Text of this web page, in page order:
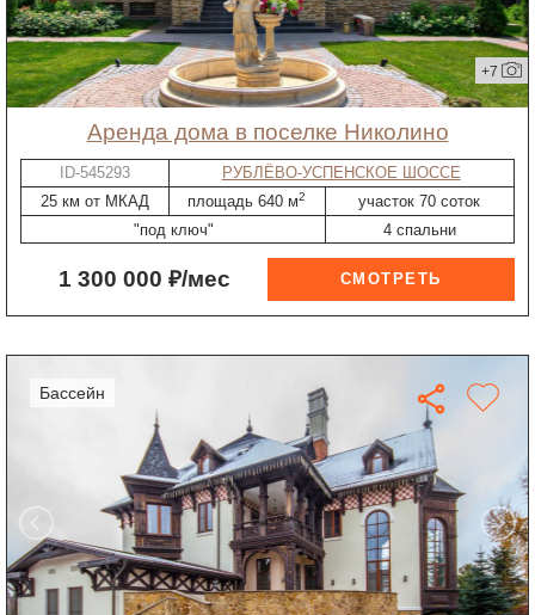
+7
Аренда дома в поселке Николино
ID-545293
РУБЛЁВО-УСПЕНСКОЕ ШОССЕ
25 км от МКАД
площадь 640 м2
участок 70 соток
"под ключ"
4 спальни
1 300 000 ₽/мес
бассейн